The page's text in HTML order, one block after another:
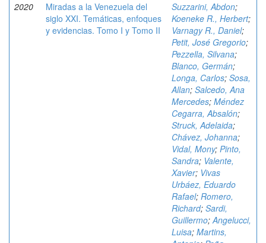
2020
Miradas a la Venezuela del
siglo XXI. Temáticas, enfoques
y evidencias. Tomo I y Tomo II
Suzzarini, Abdon;
Koeneke R., Herbert;
Varnagy R., Daniel;
Petit, José Gregorio;
Pezzella, Silvana;
Blanco, Germán;
Longa, Carlos; Sosa,
Allan; Salcedo, Ana
Mercedes; Méndez
Cegarra, Absalón;
Struck, Adelaida;
Chávez, Johanna;
Vidal, Mony; Pinto,
Sandra; Valente,
Xavier; Vivas
Urbáez, Eduardo
Rafael; Romero,
Richard; Sardi,
Guillermo;Angelucci,
Luisa; Martins,